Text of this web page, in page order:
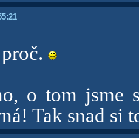
o tom jsme
Tak snad si